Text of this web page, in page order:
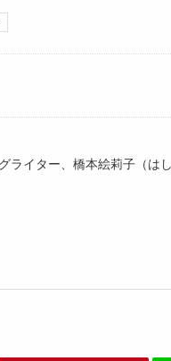
ライター、橋本絵莉子（は